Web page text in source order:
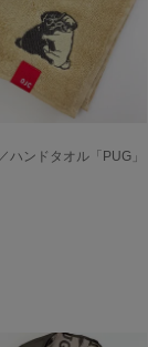
ハンドタオル「PUG」